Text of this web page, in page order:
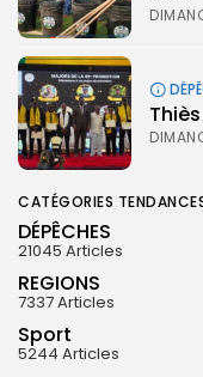
CATÉGORIES
DÉPÊCHES
21045 Articles
REGIONS
7337 Articles
Sport
5244 Articles